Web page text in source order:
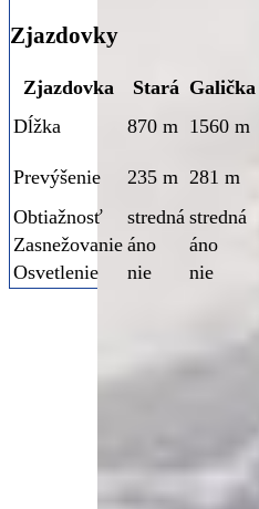
Zjazdovky
Zjazdovka Stará Galička
Dĺžka
870 m 1560 m
Prevýšenie 235 m 281 m
Obtiažnosť
stredná stredná
Zasnežovanie áno áno
Osvetlenie
nie nie